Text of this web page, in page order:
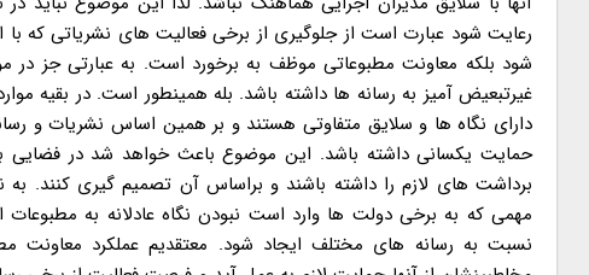
رعایت شود عبارت است از جلوگیری از برخی فعالیت های نشریاتی که
شود بلکه معاونت مطبوعاتی موظف به برخورد است. به عبارتی جز در
غیرتبعیض آمیز به رسانه ها داشته باشد. بله همینطور است. در بقیه
دارای نگاه ها و سلایق متفاوتی هستند و بر همین اساس نشریات و
حمایت یکسانی داشته باشد. این موضوع باعث خواهد شد در فضایی
برداشت های لازم را داشته باشند و براساس آن تصمیم گیری کنند.
مهمی که به برخی دولت ها وارد است نبودن نگاه عادلانه به
نسبت به رسانه های مختلف ایجاد شود. معتقدیم عملکرد